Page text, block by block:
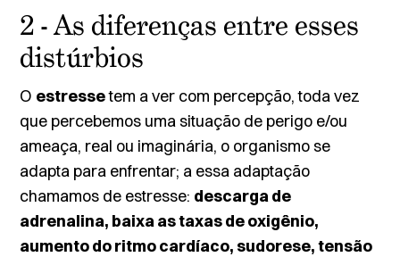
2 - As diferenças entre esses
distúrbios
O estressetem a ver com percepção, toda vez
que percebemos uma situação de perigo e/ou
ameaça, real ou imaginária, o organismo se
adapta para enfrentar; a essa adaptação
chamamos de estresse: descarga de
adrenalina, baixa as taxas de oxigênio,
aumento do ritmo cardíaco, sudorese, tensão